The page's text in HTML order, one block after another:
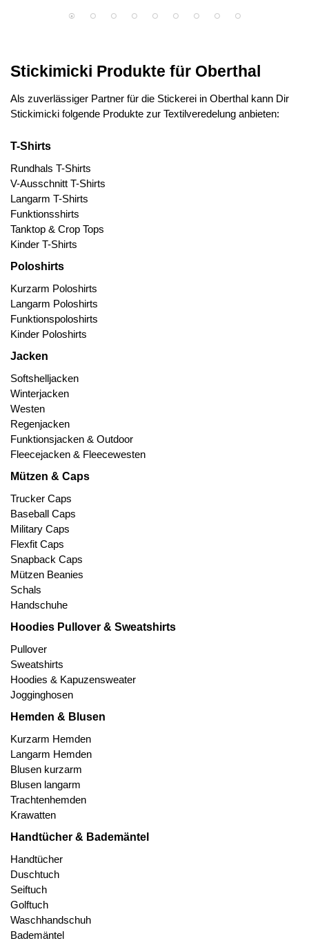
Stickimicki Produkte für Oberthal
Als zuverlässiger Partner für die Stickerei in Oberthal kann Dir
Stickimicki folgende Produkte zur Textilveredelung anbieten:
T-Shirts
Rundhals T-Shirts
V-Ausschnitt T-Shirts
Langarm T-Shirts
Funktionsshirts
Tanktop & Crop Tops
Kinder T-Shirts
Poloshirts
Kurzarm Poloshirts
Langarm Poloshirts
Funktionspoloshirts
Kinder Poloshirts
Jacken
Softshelljacken
Winterjacken
Westen
Regenjacken
Funktionsjacken & Outdoor
Fleecejacken & Fleecewesten
Mützen & Caps
Trucker Caps
Baseball Caps
Military Caps
Flexfit Caps
Snapback Caps
Mützen Beanies
Schals
Handschuhe
Hoodies Pullover & Sweatshirts
Pullover
Sweatshirts
Hoodies & Kapuzensweater
Jogginghosen
Hemden & Blusen
Kurzarm Hemden
Langarm Hemden
Blusen kurzarm
Blusen langarm
Trachtenhemden
Krawatten
Handtücher & Bademäntel
Handtücher
Duschtuch
Seiftuch
Golftuch
Waschhandschuh
Bademäntel